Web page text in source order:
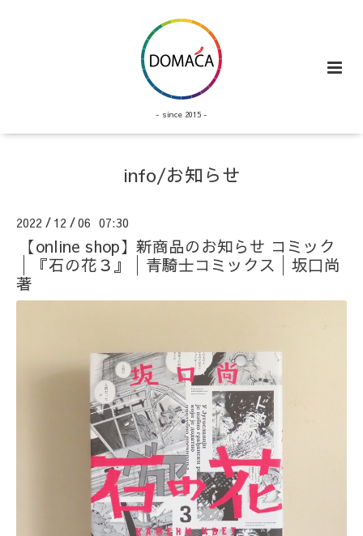
- since 2015 -
info/お知らせ
2022 / 12 /06 07:30
【online shop】新商品のお知らせ コミック
│『石の花３』│青騎士コミックス│坂口尚
著